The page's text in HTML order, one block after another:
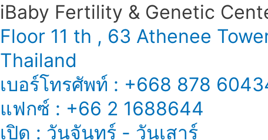
iBaby Fertility & Genetic
Floor 11 th , 63 Athenee
Thailand
เบอร์โทรศัพท์ : +668 878
แฟกซ์ : +66 2 1688644
เปิด : วันจันทร์ - วันเสาร์